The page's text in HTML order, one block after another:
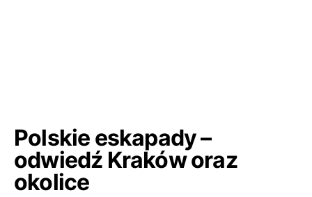
Polskie eskapady –
odwiedź Kraków oraz
okolice